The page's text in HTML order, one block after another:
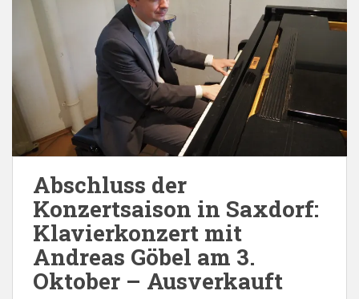
Abschluss der
Konzertsaison in Saxdorf:
Klavierkonzert mit
Andreas Göbel am 3.
Oktober – Ausverkauft